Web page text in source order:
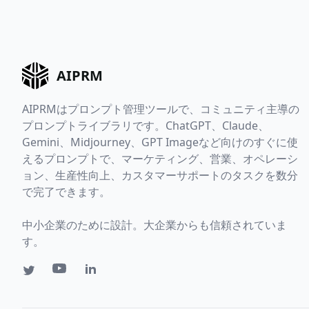
AIPRM
AIPRMはプロンプト管理ツールで、コミュニティ主導の
プロンプトライブラリです。ChatGPT、Claude、
Gemini、Midjourney、GPT Imageなど向けのすぐに使
えるプロンプトで、マーケティング、営業、オペレーシ
ョン、生産性向上、カスタマーサポートのタスクを数分
で完了できます。
中小企業のために設計。大企業からも信頼されていま
す。